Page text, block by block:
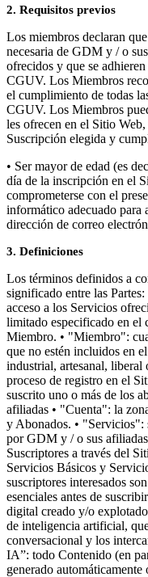
2. Requisitos previos
Los miembros declaran
necesaria de GDM y / o
ofrecidos y que se
CGUV. Los Miembros
el cumplimiento de todas
CGUV. Los Miembros
les ofrecen en el Sitio
Suscripción elegida y
• Ser mayor de edad (es
día de la inscripción en el
comprometerse con el
informático adecuado para
dirección de correo
3. Definiciones
Los términos definidos a
significado entre las
acceso a los Servicios
limitado especificado en el
Miembro. • "Miembro":
que no estén incluidos en
industrial, artesanal, liberal
proceso de registro en el
suscrito uno o más de los
afiliadas • "Cuenta": la
y Abonados. • "Servicios":
por GDM y / o sus
Suscriptores a través del
Servicios Básicos y
suscriptores interesados
esenciales antes de
digital creado y/o
de inteligencia artificial,
conversacional y los
IA”: todo Contenido (en
generado